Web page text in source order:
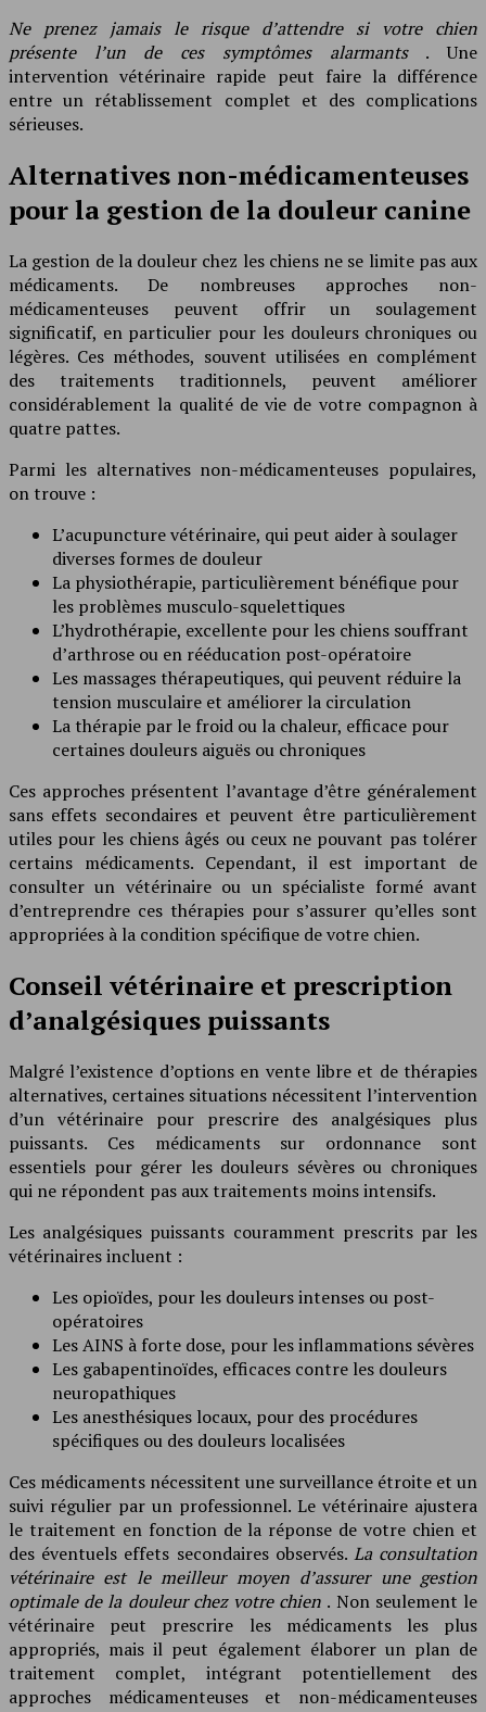
Ne prenez jamais le risque d’attendre si votre chien
présente l’un de ces symptômes alarmants . Une
intervention vétérinaire rapide peut faire la différence
entre un rétablissement complet et des complications
sérieuses.
Alternatives non-médicamenteuses
pour la gestion de la douleur canine
La gestion de la douleur chez les chiens ne se limite pas aux
médicaments. De nombreuses approches non-
médicamenteuses peuvent offrir un soulagement
significatif, en particulier pour les douleurs chroniques ou
légères. Ces méthodes, souvent utilisées en complément
des traitements traditionnels, peuvent améliorer
considérablement la qualité de vie de votre compagnon à
quatre pattes.
Parmi les alternatives non-médicamenteuses populaires,
on trouve :
L’acupuncture vétérinaire, qui peut aider à soulager
diverses formes de douleur
La physiothérapie, particulièrement bénéfique pour
les problèmes musculo-squelettiques
L’hydrothérapie, excellente pour les chiens souffrant
d’arthrose ou en rééducation post-opératoire
Les massages thérapeutiques, qui peuvent réduire la
tension musculaire et améliorer la circulation
La thérapie par le froid ou la chaleur, efficace pour
certaines douleurs aiguës ou chroniques
Ces approches présentent l’avantage d’être généralement
sans effets secondaires et peuvent être particulièrement
utiles pour les chiens âgés ou ceux ne pouvant pas tolérer
certains médicaments. Cependant, il est important de
consulter un vétérinaire ou un spécialiste formé avant
d’entreprendre ces thérapies pour s’assurer qu’elles sont
appropriées à la condition spécifique de votre chien.
Conseil vétérinaire et prescription
d’analgésiques puissants
Malgré l’existence d’options en vente libre et de thérapies
alternatives, certaines situations nécessitent l’intervention
d’un vétérinaire pour prescrire des analgésiques plus
puissants. Ces médicaments sur ordonnance sont
essentiels pour gérer les douleurs sévères ou chroniques
qui ne répondent pas aux traitements moins intensifs.
Les analgésiques puissants couramment prescrits par les
vétérinaires incluent :
Les opioïdes, pour les douleurs intenses ou post-
opératoires
Les AINS à forte dose, pour les inflammations sévères
Les gabapentinoïdes, efficaces contre les douleurs
neuropathiques
Les anesthésiques locaux, pour des procédures
spécifiques ou des douleurs localisées
Ces médicaments nécessitent une surveillance étroite et un
suivi régulier par un professionnel. Le vétérinaire ajustera
le traitement en fonction de la réponse de votre chien et
des éventuels effets secondaires observés. La consultation
vétérinaire est le meilleur moyen d’assurer une gestion
optimale de la douleur chez votre chien . Non seulement le
vétérinaire peut prescrire les médicaments les plus
appropriés, mais il peut également élaborer un plan de
traitement complet, intégrant potentiellement des
approches médicamenteuses et non-médicamenteuses